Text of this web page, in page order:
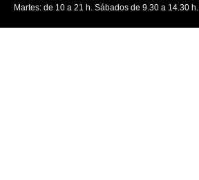
Martes: de 10 a 21 h. Sábados de 9.30 a 14.30 h.